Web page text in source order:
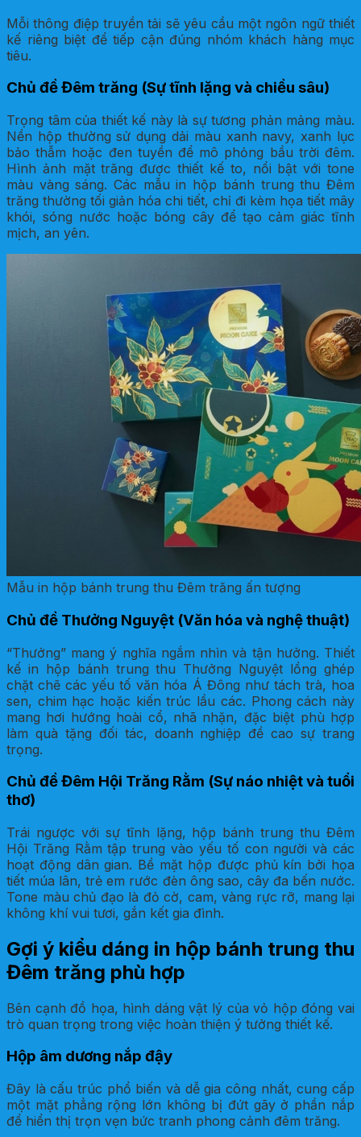
Mỗi thông điệp truyền tải sẽ yêu cầu một ngôn ngữ thiết
kế riêng biệt để tiếp cận đúng nhóm khách hàng mục
tiêu.
Chủ đề Đêm trăng (Sự tĩnh lặng và chiều sâu)
Trọng tâm của thiết kế này là sự tương phản mảng màu.
Nền hộp thường sử dụng dải màu xanh navy, xanh lục
bảo thẫm hoặc đen tuyền để mô phỏng bầu trời đêm.
Hình ảnh mặt trăng được thiết kế to, nổi bật với tone
màu vàng sáng. Các mẫu in hộp bánh trung thu Đêm
trăng thường tối giản hóa chi tiết, chỉ đi kèm họa tiết mây
khói, sóng nước hoặc bóng cây để tạo cảm giác tĩnh
mịch, an yên.
Mẫu in hộp bánh trung thu Đêm trăng ấn tượng
Chủ đề Thưởng Nguyệt (Văn hóa và nghệ thuật)
“Thưởng” mang ý nghĩa ngắm nhìn và tận hưởng. Thiết
kế in hộp bánh trung thu Thưởng Nguyệt lồng ghép
chặt chẽ các yếu tố văn hóa Á Đông như tách trà, hoa
sen, chim hạc hoặc kiến trúc lầu các. Phong cách này
mang hơi hướng hoài cổ, nhã nhặn, đặc biệt phù hợp
làm quà tặng đối tác, doanh nghiệp đề cao sự trang
trọng.
Chủ đề Đêm Hội Trăng Rằm (Sự náo nhiệt và tuổi
thơ)
Trái ngược với sự tĩnh lặng, hộp bánh trung thu Đêm
Hội Trăng Rằm tập trung vào yếu tố con người và các
hoạt động dân gian. Bề mặt hộp được phủ kín bởi họa
tiết múa lân, trẻ em rước đèn ông sao, cây đa bến nước.
Tone màu chủ đạo là đỏ cờ, cam, vàng rực rỡ, mang lại
không khí vui tươi, gắn kết gia đình.
Gợi ý kiểu dáng in hộp bánh trung thu
Đêm trăng phù hợp
Bên cạnh đồ họa, hình dáng vật lý của vỏ hộp đóng vai
trò quan trọng trong việc hoàn thiện ý tưởng thiết kế.
Hộp âm dương nắp đậy
Đây là cấu trúc phổ biến và dễ gia công nhất, cung cấp
một mặt phẳng rộng lớn không bị đứt gãy ở phần nắp
để hiển thị trọn vẹn bức tranh phong cảnh đêm trăng.